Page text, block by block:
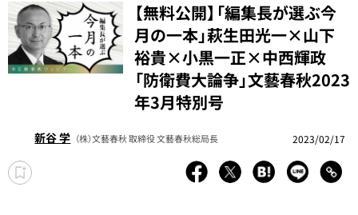
【無料公開】「編集長が選ぶ今
月の一本」萩生田光一×山下
裕貴×小黒一正×中西輝政
「防衛費大論争」文藝春秋2023
年3月特別号
新谷 学 （株）文藝春秋 取締役 文藝春秋総局長 2023/02/17